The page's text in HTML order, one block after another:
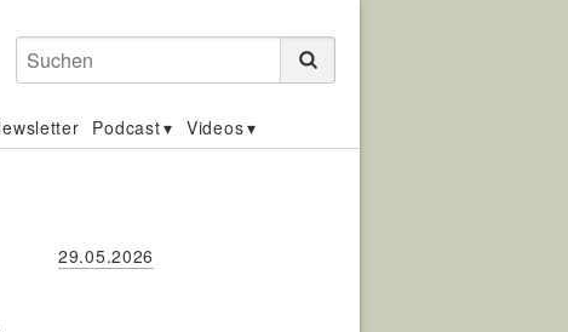
Suchen
Podcast Videos
29.05.2026